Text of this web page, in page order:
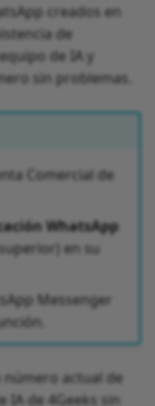
creados en
de
de IA y
sin problemas.
Comercial de
WhatsApp
en su
Messenger
número actual de
IA de 4Geeks sin